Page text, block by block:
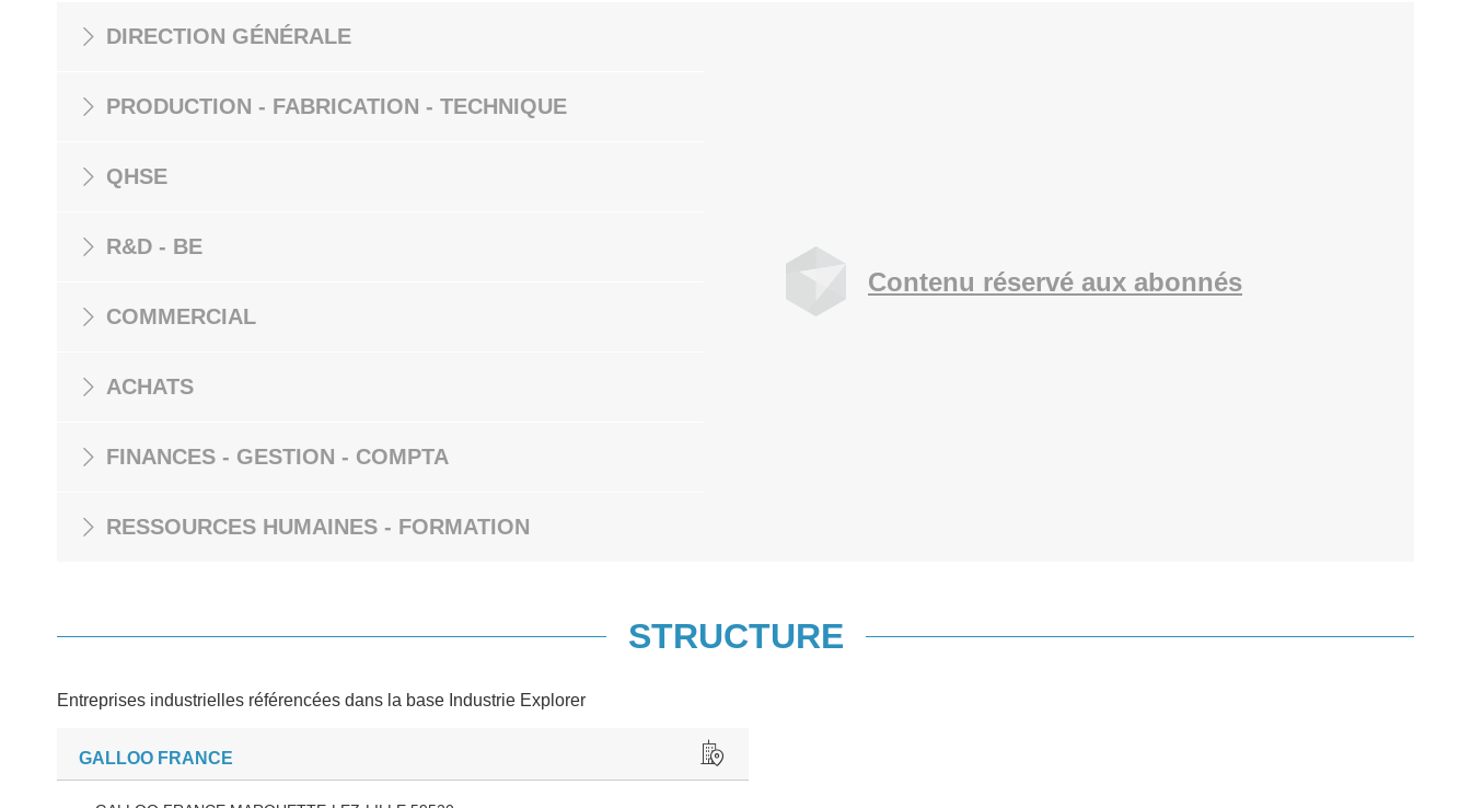
DIRECTION GÉNÉRALE
PRODUCTION - FABRICATION - TECHNIQUE
QHSE
R&D - BE
COMMERCIAL
ACHATS
FINANCES - GESTION - COMPTA
RESSOURCES HUMAINES - FORMATION
Contenu réservé aux abonnés
STRUCTURE
Entreprises industrielles référencées dans la base Industrie Explorer
GALLOO FRANCE